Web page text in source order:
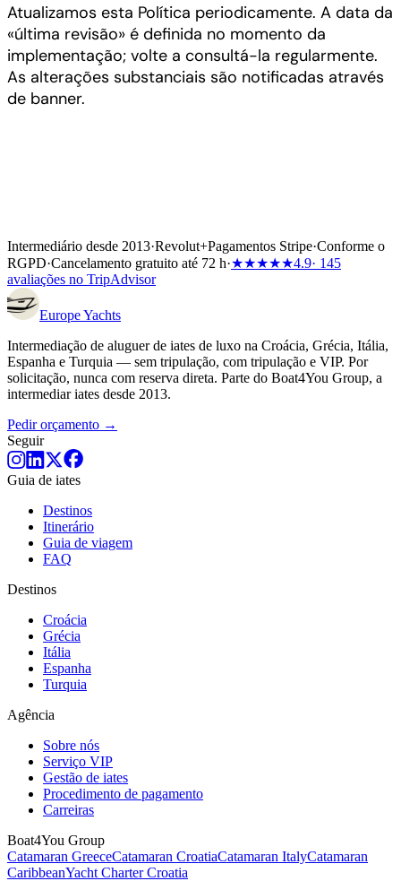
Atualizamos esta Política periodicamente. A data da
«última revisão» é definida no momento da
implementação; volte a consultá-la regularmente.
As alterações substanciais são notificadas através
de banner.
Intermediário desde 2013·Revolut+Pagamentos Stripe·Conforme o
RGPD·Cancelamento gratuito até 72 h·★★★★★4.9· 145
avaliações no TripAdvisor
EuropeYachts
Intermediação de aluguer de iates de luxo na Croácia, Grécia, Itália,
Espanha e Turquia — sem tripulação, com tripulação e VIP. Por
solicitação, nunca com reserva direta. Parte do Boat4You Group, a
intermediar iates desde 2013.
Pedir orçamento →
Seguir
Guia de iates
Destinos
Itinerário
Guia de viagem
FAQ
Destinos
Croácia
Grécia
Itália
Espanha
Turquia
Agência
Sobre nós
Serviço VIP
Gestão de iates
Procedimento de pagamento
Carreiras
Boat4You Group
Catamaran GreeceCatamaran CroatiaCatamaran ItalyCatamaran
CaribbeanYacht Charter Croatia